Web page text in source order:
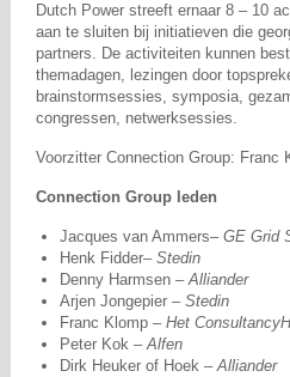
Dutch Power streeft ernaar 8 – 10
aan te sluiten bij initiatieven die
partners. De activiteiten kunnen
themadagen, lezingen door
brainstormsessies, symposia,
congressen, netwerksessies.
Voorzitter Connection Group: Franc
Connection Group leden
Jacques van Ammers–GE Grid
Henk Fidder–Stedin
Denny Harmsen –Alliander
Arjen Jongepier – Stedin
Franc Klomp –Het
Peter Kok –Alfen
Dirk Heuker of Hoek –Alliander